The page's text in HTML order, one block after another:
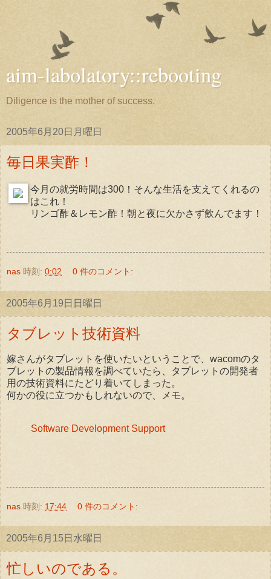
aim-labolatory::rebooting
Diligence is the mother of success.
2005年6月20日月曜日
毎日果実酢！
今月の就労時間は300！そんな生活を支えてくれるの
はこれ！
リンゴ酢＆レモン酢！朝と夜に欠かさず飲んでます！
nas 時刻: 0:02 0 件のコメント:
2005年6月19日日曜日
タブレット技術資料
嫁さんがタブレットを使いたいということで、wacomのタ
ブレットの製品情報を調べていたら、タブレットの開発者
用の技術資料にたどり着いてしまった。
何かの役に立つかもしれないので、メモ。
Software Development Support
nas 時刻: 17:44 0 件のコメント:
2005年6月15日水曜日
忙しいのである。